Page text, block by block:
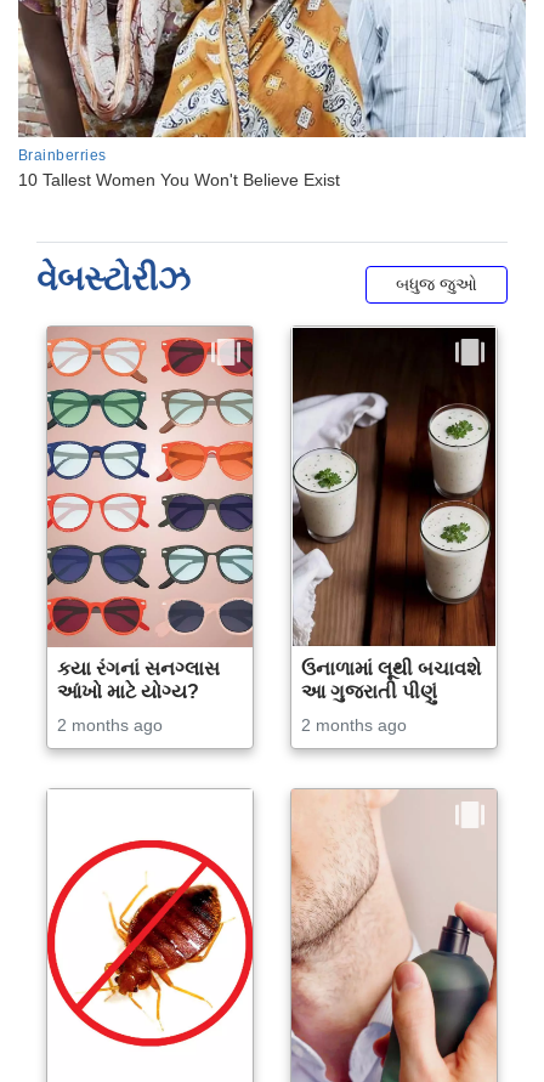
વેબસ્ટોરીઝ બધુજ જુઓ
કયા રંગનાં સનગ્લાસ
આંખો માટે યોગ્ય?
2 months ago
ઉનાળામાં લૂથી બચાવશે
આ ગુજરાતી પીણું
2 months ago